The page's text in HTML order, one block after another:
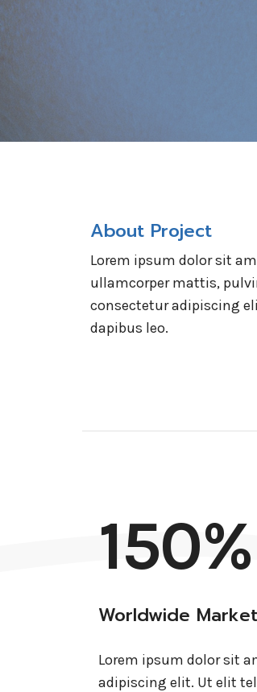
About Project
Lorem ipsum dolor sit
ullamcorper mattis,
consectetur adipiscing
dapibus leo.
150%
Worldwide
Lorem ipsum dolor sit
adipiscing elit. Ut elit